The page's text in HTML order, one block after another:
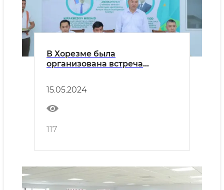
В Хорезме была
организована встреча
15.05.2024
117